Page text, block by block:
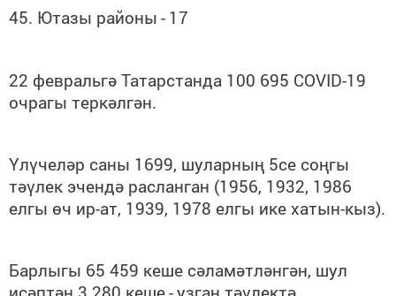
45. Ютазы районы - 17
22 февральгә Татарстанда 100 695 COVID-19
очрагы теркәлгән.
Үлүчеләр саны 1699, шуларның 5се соңгы
тәүлек эчендә расланган (1956, 1932, 1986
елгы өч ир-ат, 1939, 1978 елгы ике хатын-кыз).
Барлыгы 65 459 кеше сәламәтләнгән, шул